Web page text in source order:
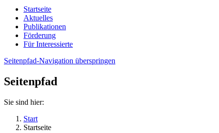
Startseite
Aktuelles
Publikationen
Förderung
Für Interessierte
Seitenpfad-Navigation überspringen
Seitenpfad
Sie sind hier:
Start
Startseite